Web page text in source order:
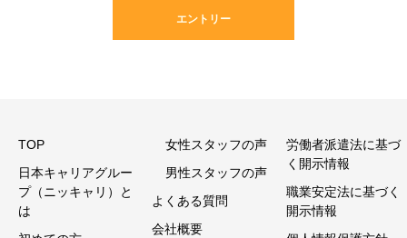
エントリー
TOP
日本キャリアグルー
プ（ニッキャリ）と
は
女性スタッフの声
男性スタッフの声
よくある質問
会社概要
労働者派遣法に基づ
く開示情報
職業安定法に基づく
開示情報